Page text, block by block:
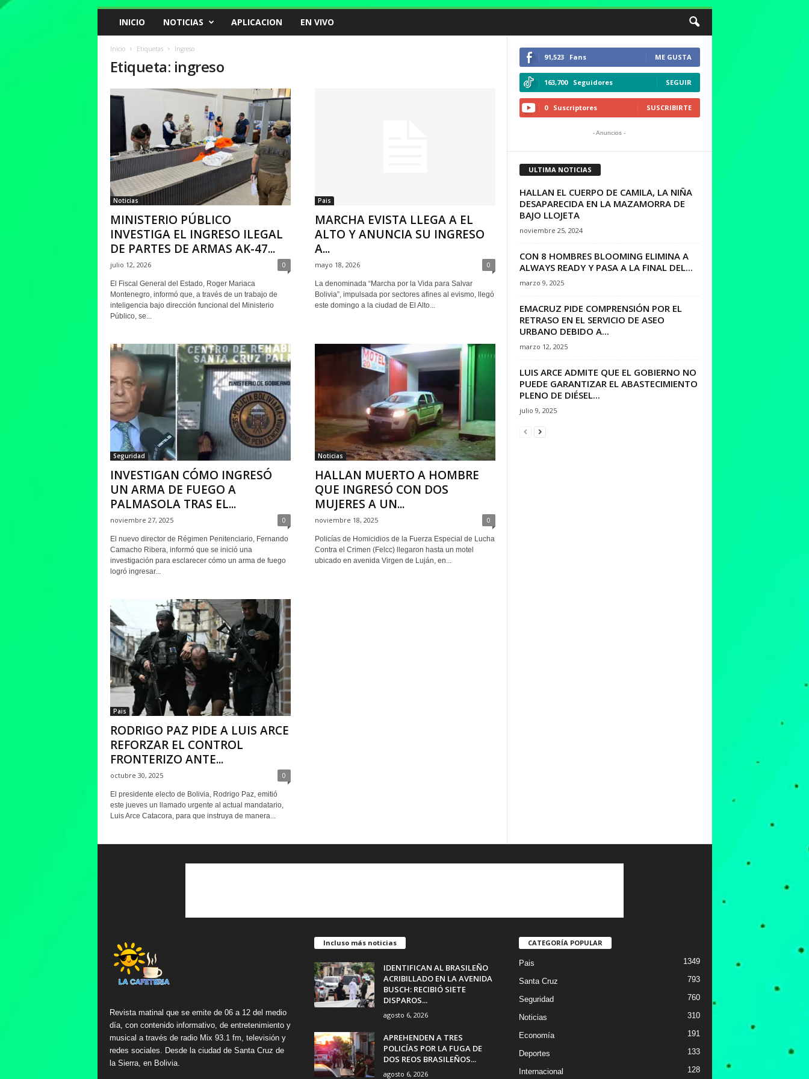
INICIO NOTICIAS APLICACION EN VIVO
Inicio Etiquetas Ingreso
Etiqueta: ingreso
Noticias
MINISTERIO PÚBLICO
INVESTIGA EL INGRESO ILEGAL
DE PARTES DE ARMAS AK-47...
julio 12, 2026 0
El Fiscal General del Estado, Roger Mariaca
Montenegro, informó que, a través de un trabajo de
inteligencia bajo dirección funcional del Ministerio
Público, se...
Pais
MARCHA EVISTA LLEGA A EL
ALTO Y ANUNCIA SU INGRESO
A...
mayo 18, 2026 0
La denominada “Marcha por la Vida para Salvar
Bolivia”, impulsada por sectores afines al evismo, llegó
este domingo a la ciudad de El Alto...
Seguridad
INVESTIGAN CÓMO INGRESÓ
UN ARMA DE FUEGO A
PALMASOLA TRAS EL...
noviembre 27, 2025 0
El nuevo director de Régimen Penitenciario, Fernando
Camacho Ribera, informó que se inició una
investigación para esclarecer cómo un arma de fuego
logró ingresar...
Noticias
HALLAN MUERTO A HOMBRE
QUE INGRESÓ CON DOS
MUJERES A UN...
noviembre 18, 2025 0
Policías de Homicidios de la Fuerza Especial de Lucha
Contra el Crimen (Felcc) llegaron hasta un motel
ubicado en avenida Virgen de Luján, en...
Pais
RODRIGO PAZ PIDE A LUIS ARCE
REFORZAR EL CONTROL
FRONTERIZO ANTE...
octubre 30, 2025 0
El presidente electo de Bolivia, Rodrigo Paz, emitió
este jueves un llamado urgente al actual mandatario,
Luis Arce Catacora, para que instruya de manera...
91,523 Fans ME GUSTA
163,700 Seguidores SEGUIR
0 Suscriptores SUSCRIBIRTE
- Anuncios -
ULTIMA NOTICIAS
HALLAN EL CUERPO DE CAMILA, LA NIÑA
DESAPARECIDA EN LA MAZAMORRA DE
BAJO LLOJETA
noviembre 25, 2024
CON 8 HOMBRES BLOOMING ELIMINA A
ALWAYS READY Y PASA A LA FINAL DEL...
marzo 9, 2025
EMACRUZ PIDE COMPRENSIÓN POR EL
RETRASO EN EL SERVICIO DE ASEO
URBANO DEBIDO A...
marzo 12, 2025
LUIS ARCE ADMITE QUE EL GOBIERNO NO
PUEDE GARANTIZAR EL ABASTECIMIENTO
PLENO DE DIÉSEL...
julio 9, 2025
Revista matinal que se emite de 06 a 12 del medio
día, con contenido informativo, de entretenimiento y
musical a través de radio Mix 93.1 fm, televisión y
redes sociales. Desde la ciudad de Santa Cruz de
la Sierra, en Bolivia.
Incluso más noticias
IDENTIFICAN AL BRASILEÑO
ACRIBILLADO EN LA AVENIDA
BUSCH: RECIBIÓ SIETE
DISPAROS...
agosto 6, 2026
APREHENDEN A TRES
POLICÍAS POR LA FUGA DE
DOS REOS BRASILEÑOS...
agosto 6, 2026
CATEGORÍA POPULAR
Pais 1349
Santa Cruz 793
Seguridad 760
Noticias 310
Economía 191
Deportes 133
Internacional 128